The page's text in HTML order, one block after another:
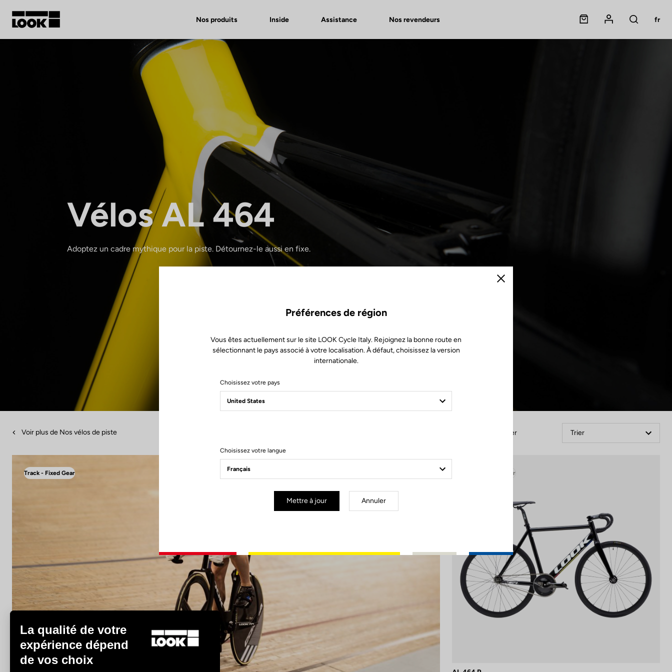
Nos produits Inside Assistance Nos revendeurs
Mon compte
Nos revendeurs
Panier
Mon compte
Rechercher
fr
Vélos AL 464
Adoptez un cadre mythique pour la piste. Détournez-le aussi en fixe.
Voir plus de Nos vélos de piste Filtrer Trier
Track - Fixed Gear
Track - Fixed Gear
Découvrir
Track - Fixed Gear
Fermer
Préférences de région
Vous êtes actuellement sur le site LOOK Cycle Italy. Rejoignez la bonne route en
sélectionnant le pays associé à votre localisation. À défaut, choisissez la version
internationale.
Choisissez votre pays
Choisissez votre langue
Mettre à jour Annuler
La qualité de votre
expérience dépend
de vos choix